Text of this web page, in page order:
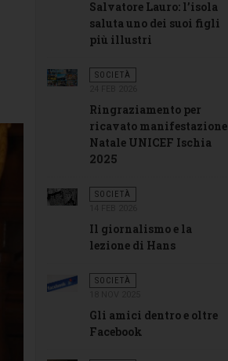
Salvatore Lauro: l’isola
saluta uno dei suoi figli
più illustri
SOCIETÀ
Ringraziamento per
ricavato manifestazione
Natale UNICEF Ischia
2025
SOCIETÀ
Il giornalismo e la
lezione di Hans
SOCIETÀ
Gli amici dentro e oltre
Facebook